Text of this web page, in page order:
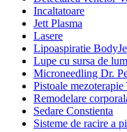
Incaltatoare
Jett Plasma
Lasere
Lipoaspiratie
Lupe cu sursa de
Microneedling Dr.
Pistoale mezoterapie
Remodelare
Sedare Constienta
Sisteme de racire a